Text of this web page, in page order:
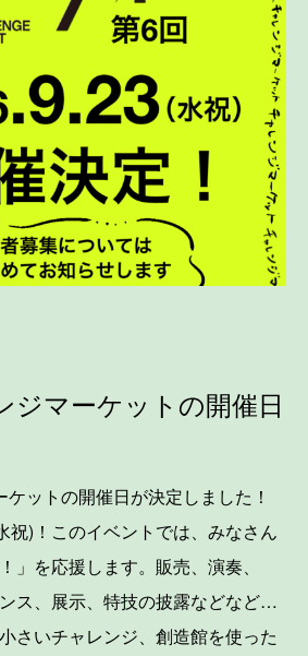
ジマーケットの開催日
ットの開催日が決定しました！
祝)！このイベントでは、みなさん
」を応援します。販売、演奏、
ス、展示、特技の披露などなど…
さいチャレンジ、創造館を使った